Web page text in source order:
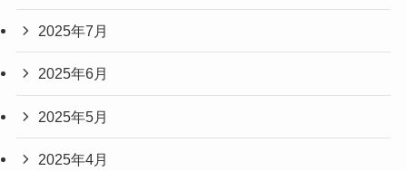
2025年7月
2025年6月
2025年5月
2025年4月